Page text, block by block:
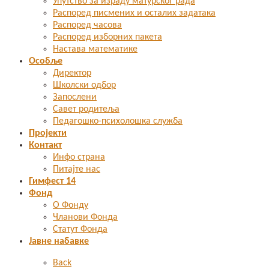
Распоред писмених и осталих задатака
Распоред часова
Распоред изборних пакета
Настава математике
Особље
Директор
Школски одбор
Запослени
Савет родитеља
Педагошко-психолошка служба
Пројекти
Контакт
Инфо страна
Питајте нас
Гимфест 14
Фонд
О Фонду
Чланови Фонда
Статут Фонда
Јавне набавке
Back